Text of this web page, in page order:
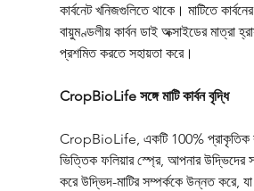
কার্বনেট খনিজগুলিতে থাকে। মাটিতে
বায়ুমণ্ডলীয় কার্বন ডাই অক্সাইডের মাত্রা
প্রশমিত করতে সহায়তা করে।
CropBioLife সঙ্গে মাটি কার্বন বৃদ্ধি
CropBioLife, একটি 100% প্রাকৃতিক
ভিত্তিক ফলিয়ার স্প্রে, আপনার উদ্ভিদের
করে উদ্ভিদ-মাটির সম্পর্ককে উন্নত করে,